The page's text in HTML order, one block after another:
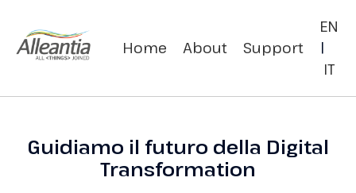
Home About Support
EN
|
IT
Guidiamo il futuro della Digital
Transformation